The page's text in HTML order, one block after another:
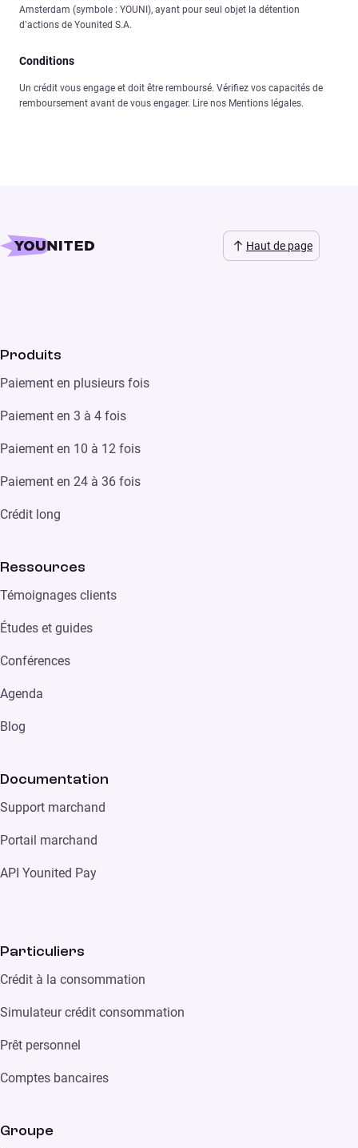
Amsterdam (symbole : YOUNI), ayant pour seul objet la détention
d’actions de Younited S.A.
Conditions
Un crédit vous engage et doit être remboursé. Vérifiez vos capacités de
remboursement avant de vous engager. Lire nos Mentions légales.
Haut de page
Produits
Paiement en plusieurs fois
Paiement en 3 à 4 fois
Paiement en 10 à 12 fois
Paiement en 24 à 36 fois
Crédit long
Ressources
Témoignages clients
Études et guides
Conférences
Agenda
Blog
Documentation
Support marchand
Portail marchand
API Younited Pay
Particuliers
Crédit à la consommation
Simulateur crédit consommation
Prêt personnel
Comptes bancaires
Groupe